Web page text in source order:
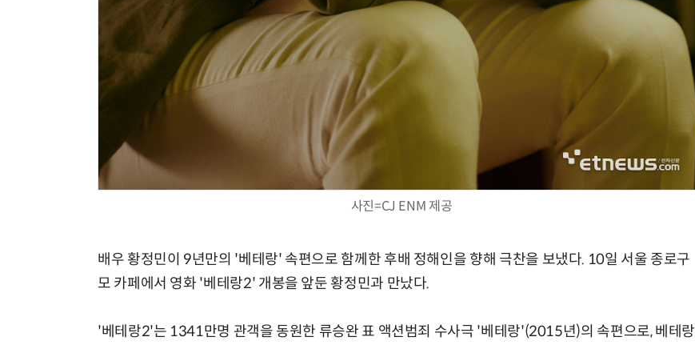
사진=CJ ENM 제공
배우 황정민이 9년만의 '베테랑' 속편으로 함께한 후배 정해인을 향해 극찬을 보냈다. 10일 서울 종로구
모 카페에서 영화 '베테랑2' 개봉을 앞둔 황정민과 만났다.
'베테랑2'는 1341만명 관객을 동원한 류승완 표 액션범죄 수사극 '베테랑'(2015년)의 속편으로, 베테랑